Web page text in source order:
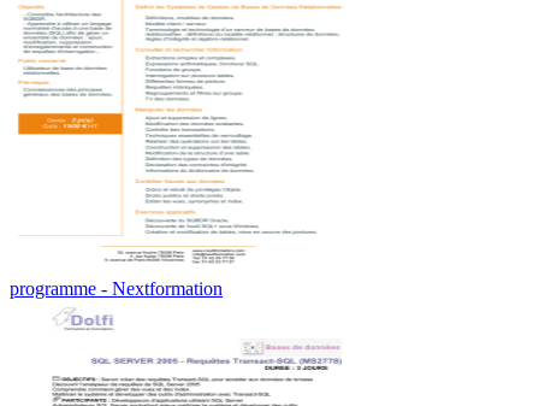
programme - Nextformation